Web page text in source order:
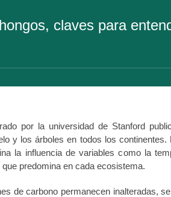
claves para
por la universidad de Stanford
y los árboles en todos los
la influencia de variables como la
predomina en cada ecosistema.
de carbono permanecen inalteradas,